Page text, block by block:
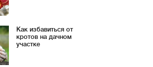
Как избавиться от
кротов на дачном
участке